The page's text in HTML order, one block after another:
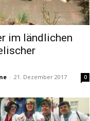
im ländlichen
- 21. Dezember 2017 0